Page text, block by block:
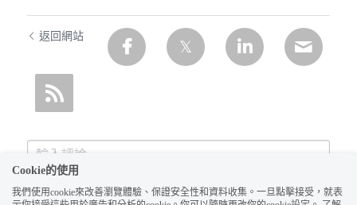
返回網站
Cookie的使用
我們使用cookie來改善瀏覽體驗、保證安全性和資料收集。一旦點擊接受，就表